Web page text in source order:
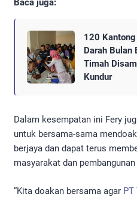
Baca juga:
120
Darah
Timah
Kundur
Dalam kesempatan ini Fery
untuk bersama-sama
berjaya dan dapat terus
masyarakat dan pembangunan
“Kita doakan bersama agar PT